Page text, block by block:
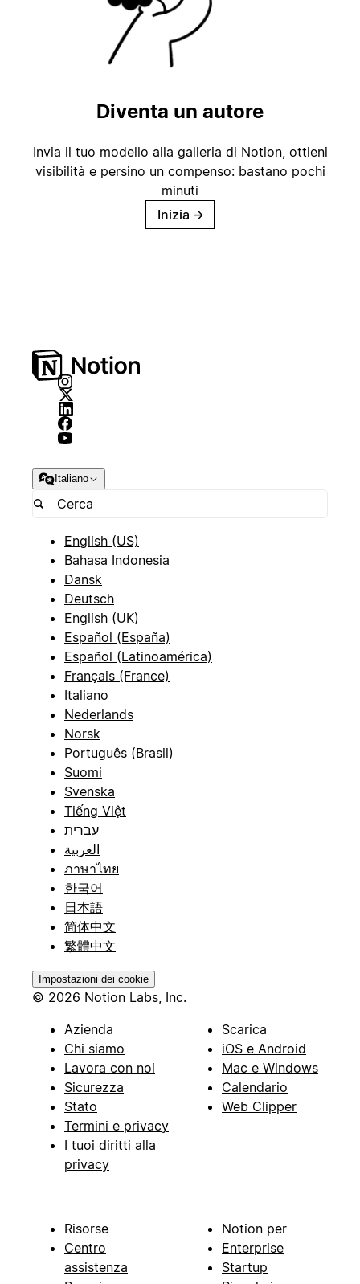
Diventa un autore
Invia il tuo modello alla galleria di Notion, ottieni
visibilità e persino un compenso: bastano pochi
minuti
Inizia →
Italiano
English (US)
Bahasa Indonesia
Dansk
Deutsch
English (UK)
Español (España)
Español (Latinoamérica)
Français (France)
Italiano
Nederlands
Norsk
Português (Brasil)
Suomi
Svenska
Tiếng Việt
עברית
العربية
ภาษาไทย
한국어
日本語
简体中文
繁體中文
Impostazioni dei cookie
© 2026 Notion Labs, Inc.
Azienda
Chi siamo
Lavora con noi
Sicurezza
Stato
Termini e privacy
I tuoi diritti alla
privacy
Scarica
iOS e Android
Mac e Windows
Calendario
Web Clipper
Risorse
Centro
assistenza
Notion per
Enterprise
Startup